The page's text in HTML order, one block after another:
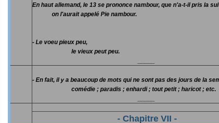
En haut allemand, le 13 se prononce nambour, que n'a-t-il pris la
on l'aurait appelé Pie nambour.
- Le voeu pieux peu,
le vieux peut peu.
- En fait, il y a beaucoup de mots qui ne sont pas des jours de la
comédie ; paradis ; enhardi ; tout petit ; haricot ; etc.
- Chapitre VII -